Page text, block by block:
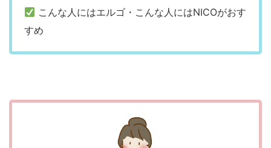
こんな人にはエルゴ・こんな人にはNICOがおす
すめ